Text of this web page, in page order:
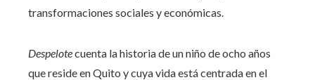
transformaciones sociales y económicas.
Despelotecuenta la historia de un niño de ocho años
que reside en Quito y cuya vida está centrada en el